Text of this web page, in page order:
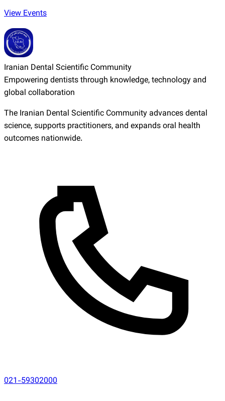
View Events
Iranian Dental Scientific Community
Empowering dentists through knowledge, technology and
global collaboration
The Iranian Dental Scientific Community advances dental
science, supports practitioners, and expands oral health
outcomes nationwide.
021-59302000